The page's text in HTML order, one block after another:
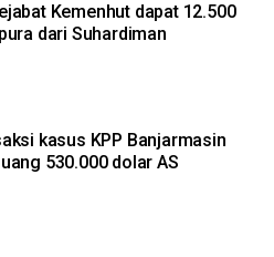
Kemenhut dapat 12.500
dari Suhardiman
kasus KPP Banjarmasin
530.000 dolar AS